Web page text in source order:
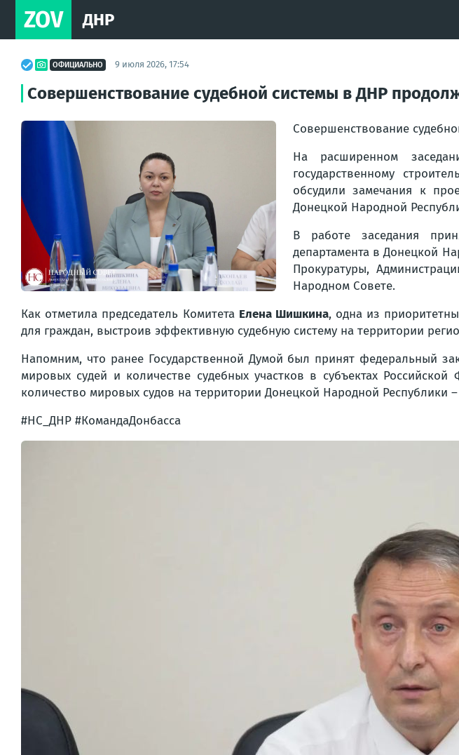
ZOV ДНР
ОФИЦИАЛЬНО 9 июля 2026, 17:54
Совершенствование судебной системы в ДНР
Совершенствование
На расширенном
государственному
обсудили замечания к
Донецкой Народной
В работе заседания
департамента в Донецкой
Прокуратуры,
Народном Совете.
Как отметила председатель Комитета Елена Шишкина, одна из
для граждан, выстроив эффективную судебную систему на территории
Напомним, что ранее Государственной Думой был принят федеральный
мировых судей и количестве судебных участков в субъектах
количество мировых судов на территории Донецкой Народной Республики –
#НС_ДНР #КомандаДонбасса